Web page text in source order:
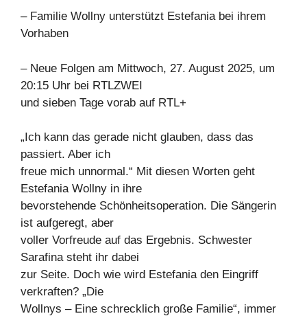
– Familie Wollny unterstützt Estefania bei ihrem
Vorhaben
– Neue Folgen am Mittwoch, 27. August 2025, um
20:15 Uhr bei RTLZWEI
und sieben Tage vorab auf RTL+
„Ich kann das gerade nicht glauben, dass das
passiert. Aber ich
freue mich unnormal.“ Mit diesen Worten geht
Estefania Wollny in ihre
bevorstehende Schönheitsoperation. Die Sängerin
ist aufgeregt, aber
voller Vorfreude auf das Ergebnis. Schwester
Sarafina steht ihr dabei
zur Seite. Doch wie wird Estefania den Eingriff
verkraften? „Die
Wollnys – Eine schrecklich große Familie“, immer